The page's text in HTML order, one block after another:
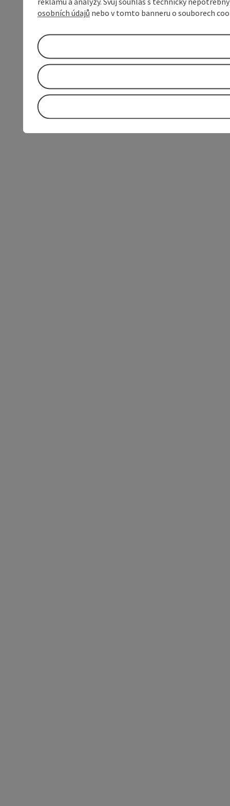
osobních údajů nebo v tomto banneru o souborech